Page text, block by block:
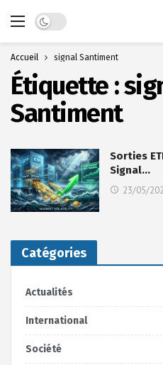
Dark mode
Accueil signal Santiment
Étiquette :
Santiment
Sorties
Signal…
23/05/
Catégories
Actualités
International
Société